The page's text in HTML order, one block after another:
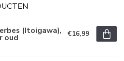
(Itoigawa),
oud €16,99